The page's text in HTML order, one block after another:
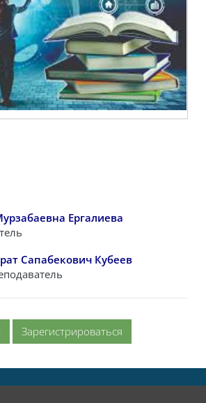
Ергалиева
Сапабекович Кубеев
Зарегистрироваться